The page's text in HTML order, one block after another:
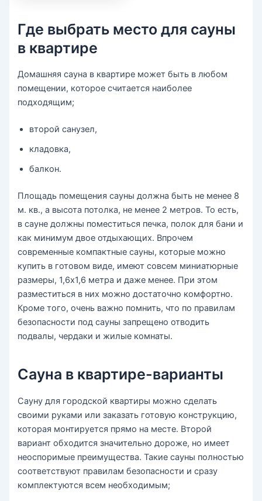
Где выбрать место для сауны
в квартире
Домашняя сауна в квартире может быть в любом
помещении, которое считается наиболее
подходящим;
второй санузел,
кладовка,
балкон.
Площадь помещения сауны должна быть не менее 8
м. кв., а высота потолка, не менее 2 метров. То есть,
в сауне должны поместиться печка, полок для бани и
как минимум двое отдыхающих. Впрочем
современные компактные сауны, которые можно
купить в готовом виде, имеют совсем миниатюрные
размеры, 1,6х1,6 метра и даже менее. При этом
разместиться в них можно достаточно комфортно.
Кроме того, очень важно помнить, что по правилам
безопасности под сауны запрещено отводить
подвалы, чердаки и жилые комнаты.
Сауна в квартире-варианты
Сауну для городской квартиры можно сделать
своими руками или заказать готовую конструкцию,
которая монтируется прямо на месте. Второй
вариант обходится значительно дороже, но имеет
неоспоримые преимущества. Такие сауны полностью
соответствуют правилам безопасности и сразу
комплектуются всем необходимым;